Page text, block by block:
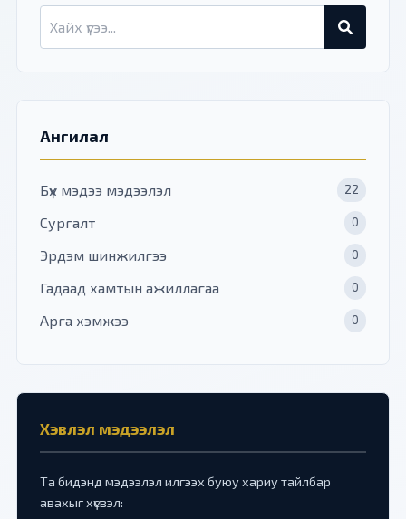
Ангилал
Бүх мэдээ мэдээлэл 22
Сургалт 0
Эрдэм шинжилгээ 0
Гадаад хамтын ажиллагаа 0
Арга хэмжээ 0
Хэвлэл мэдээлэл
Та бидэнд мэдээлэл илгээх буюу хариу тайлбар
авахыг хүсвэл: